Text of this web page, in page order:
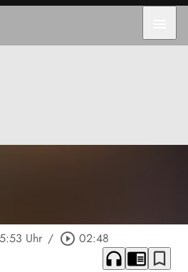
Uhr / play_circle_outline 02:48
headphones chrome_reader_mode bookmark_border